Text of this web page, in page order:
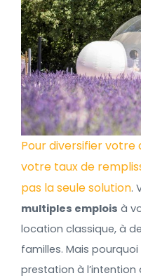
Pour diversifier
votre taux de
pas la seule solution.
multiples emplois à
location classique, à
familles. Mais
prestation à l’intention